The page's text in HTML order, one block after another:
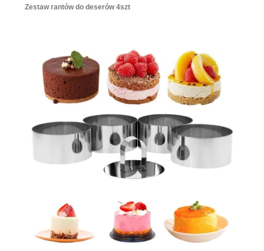
PIECZENIE
SŁODKI STÓŁ PARTY
AKCESORIA IMPREZOWE
DEKORACJE
UROCZYSTOŚCI
PODKŁADY /PRZEKŁADKI/WSPORNIKI/BANKETÓWKI
BUTLA Z HELEM
ZAMSZ W SPRAYU
Zestaw rantów do deserów 4szt